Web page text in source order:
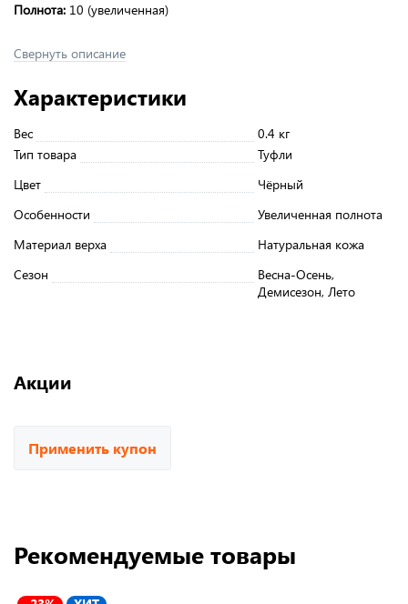
Полнота: 10 (увеличенная)
Свернуть описание
Характеристики
Вес
0.4 кг
Тип товара
Туфли
Цвет
Чёрный
Особенности
Увеличенная полнота
Материал верха
Натуральная кожа
Сезон
Весна-Осень,
Демисезон, Лето
Акции
Применить купон
Рекомендуемые товары